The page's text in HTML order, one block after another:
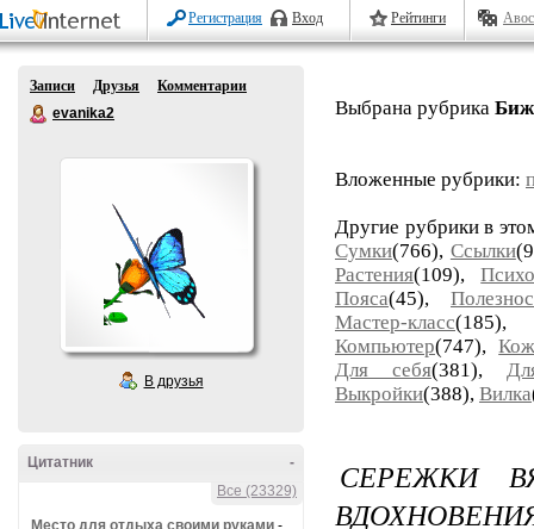
Регистрация Вход Рейтинги
Записи Друзья
Комментарии
evanika2
В друзья
-
Цитатник
Все (23329)
Место для отдыха своими руками -
Выбрана рубрика
Вложенные рубрики:
Другие рубрики в
Сумки(766), Ссылки
Растения(109),
Пояса(45),
Мастер-класс
Компьютер(747),
Для себя(381),
Выкройки(388), Вилка
СЕРЕЖКИ